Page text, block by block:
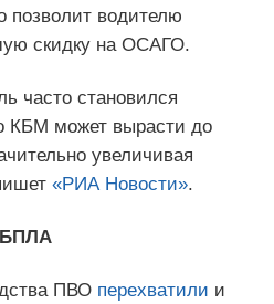
позволит водителю
скидку на ОСАГО.
часто становился
КБМ может вырасти до
увеличивая
«РИА Новости».
БПЛА
ПВО перехватили и